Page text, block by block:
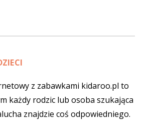
z zabawkami kidaroo.pl to
każdy rodzic lub osoba szukająca
znajdzie coś odpowiedniego.